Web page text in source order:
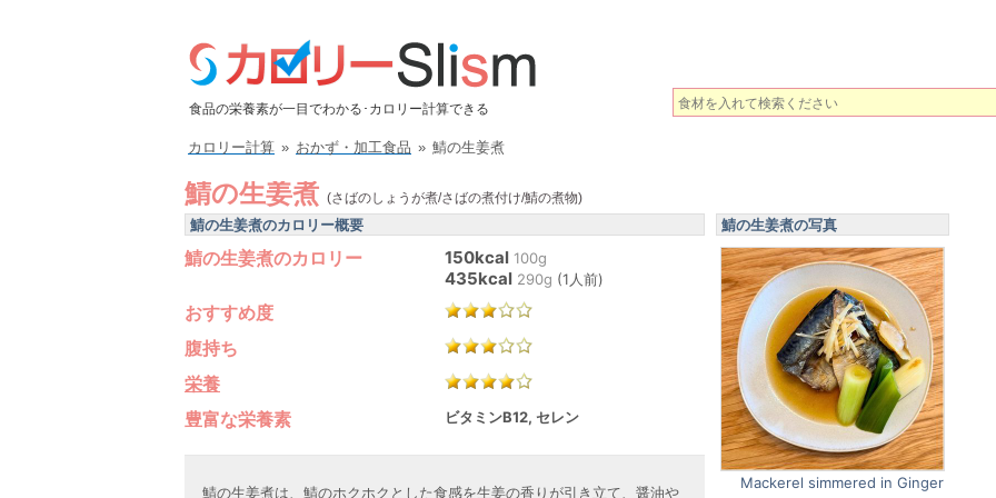
食品の栄養素が一目でわかる･カロリー計算できる
カロリー計算 » おかず・加工食品 » 鯖の生姜煮
鯖の生姜煮 (さばのしょうが煮/さばの煮付け/鯖の煮物)
鯖の生姜煮のカロリー概要
鯖の生姜煮のカロリー 150kcal 100g
435kcal 290g (1人前)
おすすめ度
腹持ち
栄養
豊富な栄養素
ビタミンB12, セレン
鯖の生姜煮は、鯖のホクホクとした食感を生姜の香りが引き立て、醤油や
鯖の生姜煮の写真
Mackerel simmered in Ginger